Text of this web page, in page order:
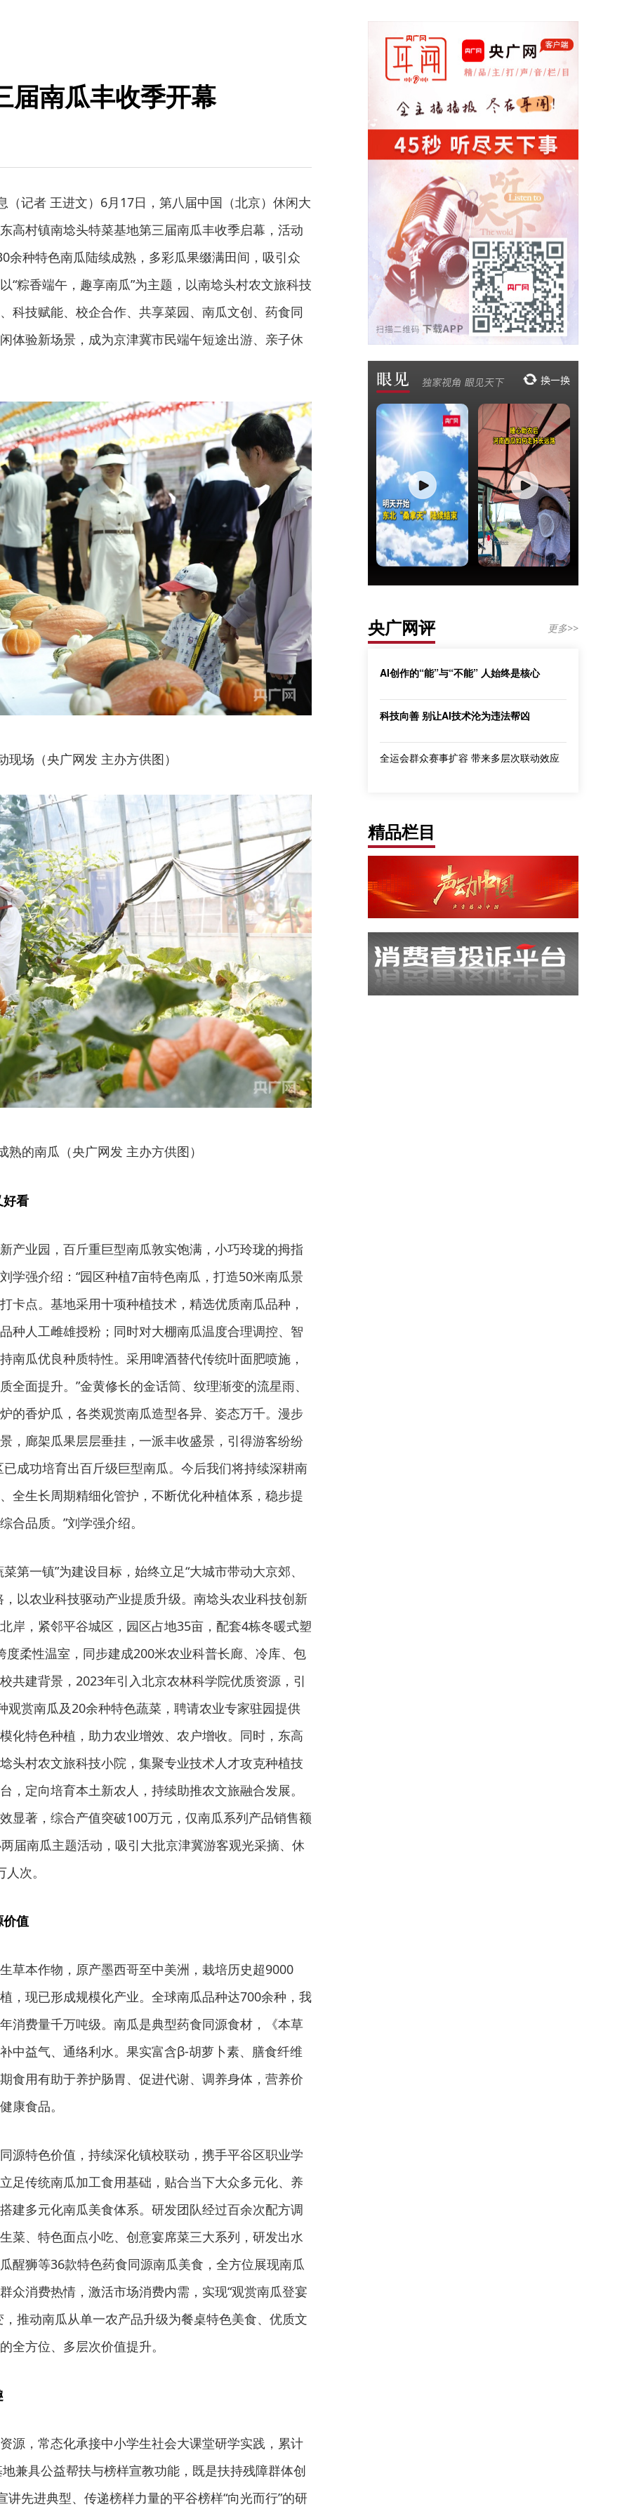
届南瓜丰收季开幕
（记者 王进文）6月17日，第八届中国（北京）休闲大
村镇南埝头特菜基地第三届南瓜丰收季启幕，活动
余种特色南瓜陆续成熟，多彩瓜果缀满田间，吸引众
“粽香端午，趣享南瓜”为主题，以南埝头村农文旅科技
科技赋能、校企合作、共享菜园、南瓜文创、药食同
体验新场景，成为京津冀市民端午短途出游、亲子休
现场（央广网发 主办方供图）
熟的南瓜（央广网发 主办方供图）
好看
产业园，百斤重巨型南瓜敦实饱满，小巧玲珑的拇指
学强介绍：“园区种植7亩特色南瓜，打造50米南瓜景
卡点。基地采用十项种植技术，精选优质南瓜品种，
种人工雌雄授粉；同时对大棚南瓜温度合理调控、智
南瓜优良种质特性。采用啤酒替代传统叶面肥喷施，
全面提升。”金黄修长的金话筒、纹理渐变的流星雨、
的香炉瓜，各类观赏南瓜造型各异、姿态万千。漫步
，廊架瓜果层层垂挂，一派丰收盛景，引得游客纷纷
成功培育出百斤级巨型南瓜。今后我们将持续深耕南
全生长周期精细化管护，不断优化种植体系，稳步提
合品质。”刘学强介绍。
第一镇”为建设目标，始终立足“大城市带动大京郊、
以农业科技驱动产业提质升级。南埝头农业科技创新
岸，紧邻平谷城区，园区占地35亩，配套4栋冬暖式塑
度柔性温室，同步建成200米农业科普长廊、冷库、包
共建背景，2023年引入北京农林科学院优质资源，引
观赏南瓜及20余种特色蔬菜，聘请农业专家驻园提供
化特色种植，助力农业增效、农户增收。同时，东高
头村农文旅科技小院，集聚专业技术人才攻克种植技
，定向培育本土新农人，持续助推农文旅融合发展。
显著，综合产值突破100万元，仅南瓜系列产品销售额
届南瓜主题活动，吸引大批京津冀游客观光采摘、休
次。
价值
草本作物，原产墨西哥至中美洲，栽培历史超9000
，现已形成规模化产业。全球南瓜品种达700余种，我
消费量千万吨级。南瓜是典型药食同源食材，《本草
中益气、通络利水。果实富含β-胡萝卜素、膳食纤维
食用有助于养护肠胃、促进代谢、调养身体，营养价
康食品。
源特色价值，持续深化镇校联动，携手平谷区职业学
足传统南瓜加工食用基础，贴合当下大众多元化、养
建多元化南瓜美食体系。研发团队经过百余次配方调
菜、特色面点小吃、创意宴席菜三大系列，研发出水
醒狮等36款特色药食同源南瓜美食，全方位展现南瓜
众消费热情，激活市场消费内需，实现“观赏南瓜登宴
推动南瓜从单一农产品升级为餐桌特色美食、优质文
全方位、多层次价值提升。
源，常态化承接中小学生社会大课堂研学实践，累计
兼具公益帮扶与榜样宣教功能，既是扶持残障群体创
讲先进典型、传递榜样力量的平谷榜样“向光而行”的研
央广网评 更多>>
AI创作的“能”与“不能” 人始终是核心
科技向善 别让AI技术沦为违法帮凶
全运会群众赛事扩容 带来多层次联动效应
精品栏目